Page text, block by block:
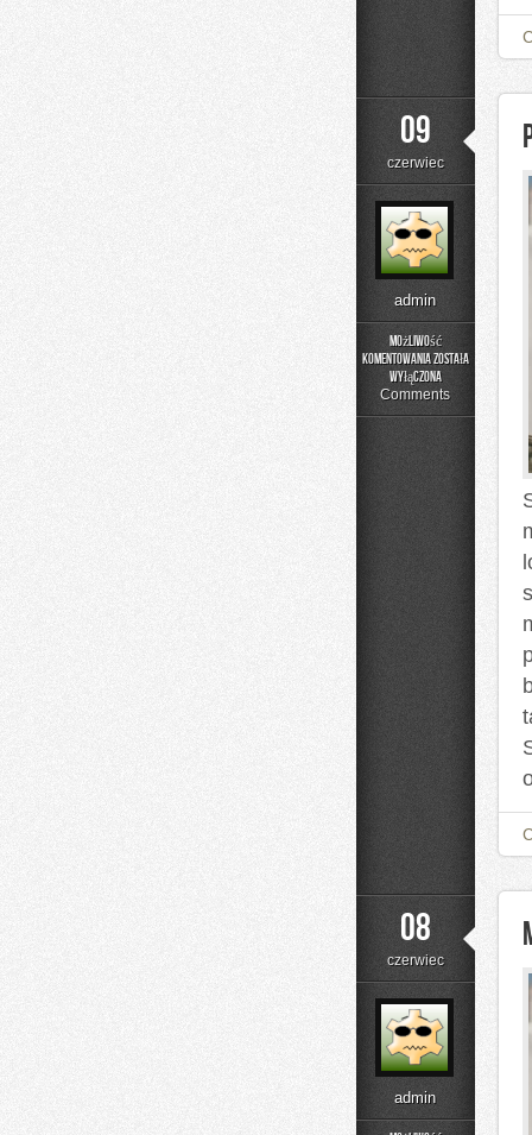
09
czerwiec
admin
Możliwość
komentowania
Podstawy
Matematyki
została
wyłączona
Comments
08
czerwiec
admin